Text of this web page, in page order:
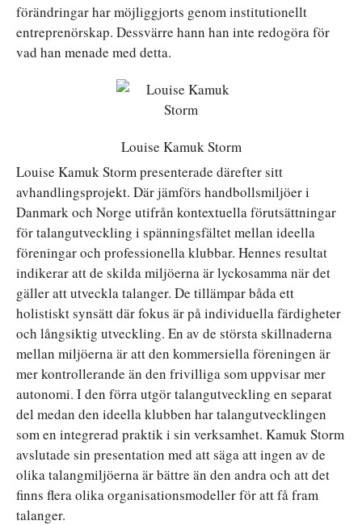
förändringar har möjliggjorts genom institutionellt
entreprenörskap. Dessvärre hann han inte redogöra för
vad han menade med detta.
Louise Kamuk Storm
Louise Kamuk Storm presenterade därefter sitt
avhandlingsprojekt. Där jämförs handbollsmiljöer i
Danmark och Norge utifrån kontextuella förutsättningar
för talangutveckling i spänningsfältet mellan ideella
föreningar och professionella klubbar. Hennes resultat
indikerar att de skilda miljöerna är lyckosamma när det
gäller att utveckla talanger. De tillämpar båda ett
holistiskt synsätt där fokus är på individuella färdigheter
och långsiktig utveckling. En av de största skillnaderna
mellan miljöerna är att den kommersiella föreningen är
mer kontrollerande än den frivilliga som uppvisar mer
autonomi. I den förra utgör talangutveckling en separat
del medan den ideella klubben har talangutvecklingen
som en integrerad praktik i sin verksamhet. Kamuk Storm
avslutade sin presentation med att säga att ingen av de
olika talangmiljöerna är bättre än den andra och att det
finns flera olika organisationsmodeller för att få fram
talanger.